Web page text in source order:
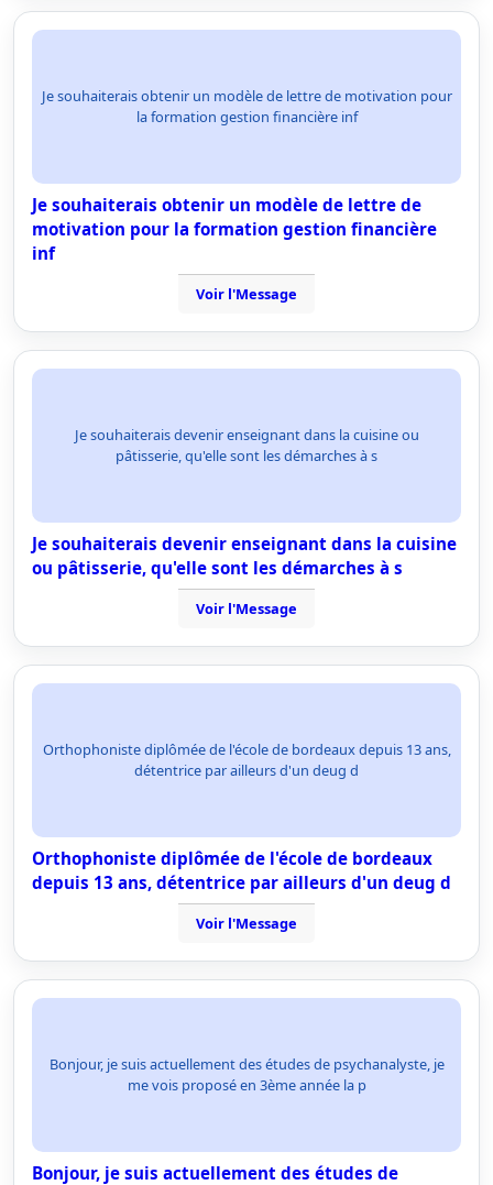
Je souhaiterais obtenir un modèle de lettre de motivation pour
la formation gestion financière inf
Je souhaiterais obtenir un modèle de lettre de
motivation pour la formation gestion financière
inf
Voir l'Message
Je souhaiterais devenir enseignant dans la cuisine ou
pâtisserie, qu'elle sont les démarches à s
Je souhaiterais devenir enseignant dans la cuisine
ou pâtisserie, qu'elle sont les démarches à s
Voir l'Message
Orthophoniste diplômée de l'école de bordeaux depuis 13 ans,
détentrice par ailleurs d'un deug d
Orthophoniste diplômée de l'école de bordeaux
depuis 13 ans, détentrice par ailleurs d'un deug d
Voir l'Message
Bonjour, je suis actuellement des études de psychanalyste, je
me vois proposé en 3ème année la p
Bonjour, je suis actuellement des études de